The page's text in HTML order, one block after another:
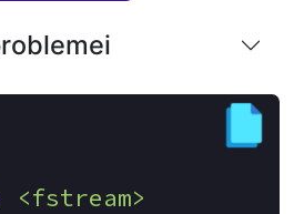
<fstream>